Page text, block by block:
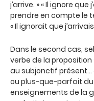
j’arrive. » « Il ignore
prendre en compte le
« Il ignorait que
Dans le second cas,
verbe de la
au subjonctif
ou plus-que-parfait du
enseignements de la